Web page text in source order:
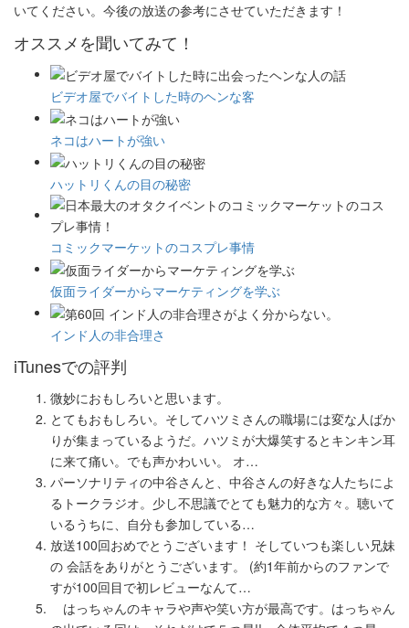
いてください。今後の放送の参考にさせていただきます！
オススメを聞いてみて！
ビデオ屋でバイトした時のヘンな客
ネコはハートが強い
ハットリくんの目の秘密
コミックマーケットのコスプレ事情
仮面ライダーからマーケティングを学ぶ
インド人の非合理さ
iTunesでの評判
微妙におもしろいと思います。
とてもおもしろい。そしてハツミさんの職場には変な人ばか
りが集まっているようだ。ハツミが大爆笑するとキンキン耳
に来て痛い。でも声かわいい。 オ…
パーソナリティの中谷さんと、中谷さんの好きな人たちによ
るトークラジオ。少し不思議でとても魅力的な方々。聴いて
いるうちに、自分も参加している…
放送100回おめでとうございます！ そしていつも楽しい兄妹
の 会話をありがとうございます。 (約1年前からのファンで
すが100回目で初レビューなんて…
はっちゃんのキャラや声や笑い方が最高です。はっちゃん